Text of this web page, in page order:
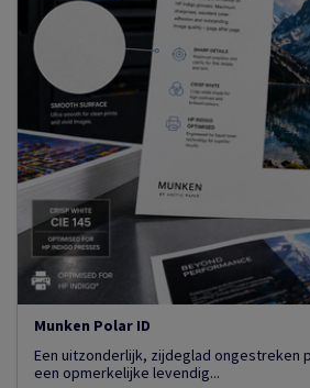
Munken Polar ID
Een uitzonderlijk, zijdeglad ongestreken
een opmerkelijke levendig...